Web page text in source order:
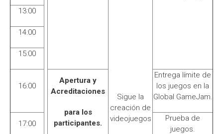
Sigue la
creación de
videojuegos
13:00
14:00
15:00
16:00
Apertura y
Acreditaciones
para los
participantes.
Entrega límite de
los juegos en la
Global GameJam.
17:00
Prueba de
juegos.